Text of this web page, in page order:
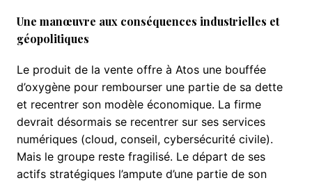
Une manœuvre aux conséquences industrielles et
géopolitiques
Le produit de la vente offre à Atos une bouffée
d’oxygène pour rembourser une partie de sa dette
et recentrer son modèle économique. La firme
devrait désormais se recentrer sur ses services
numériques (cloud, conseil, cybersécurité civile).
Mais le groupe reste fragilisé. Le départ de ses
actifs stratégiques l’ampute d’une partie de son